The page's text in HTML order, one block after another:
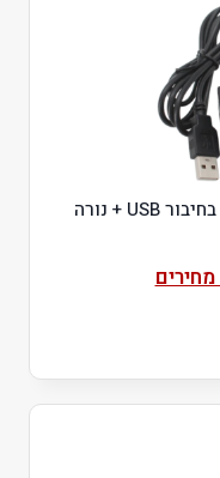
קורא מגנטי לכרטיס אשראי 2 צדדים בחיבור USB + נורה